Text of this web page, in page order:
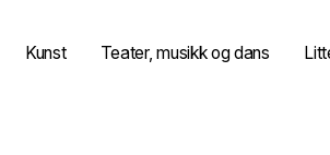
Kunst Teater, musikk og dans